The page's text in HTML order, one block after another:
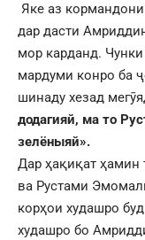
Яке аз
дар дасти
мор карданд.
мардуми конро ба
шинаду хезад
додагияй, ма то
зелёныяй».
Дар ҳақиқат ҳамин
ва Рустами
корҳои худашро
худашро бо